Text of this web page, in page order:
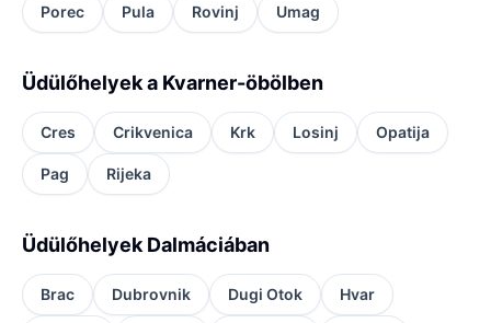
Porec Pula Rovinj Umag
Üdülőhelyek a Kvarner-öbölben
Cres Crikvenica Krk Losinj Opatija
Pag Rijeka
Üdülőhelyek Dalmáciában
Brac Dubrovnik Dugi Otok Hvar